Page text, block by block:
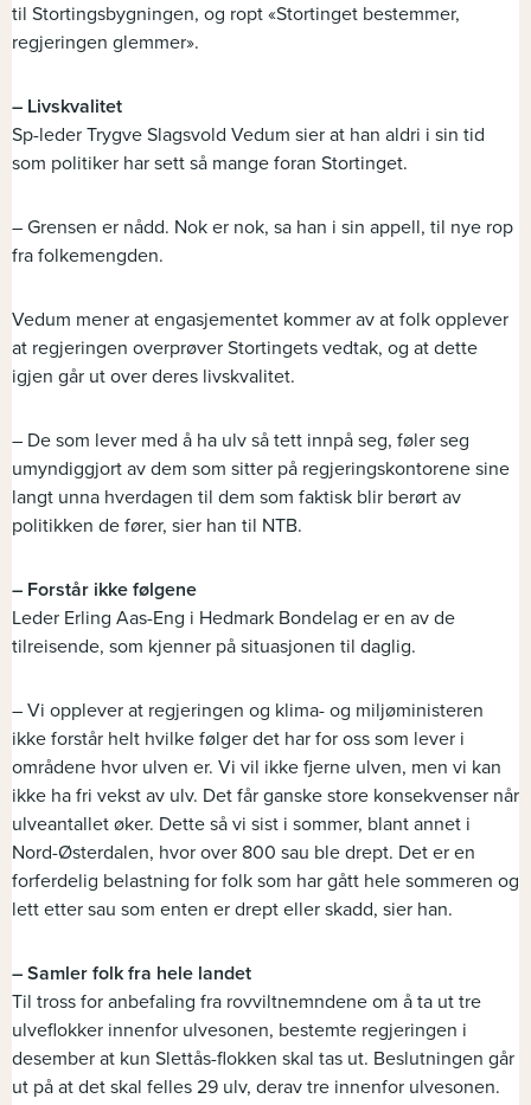
til Stortingsbygningen, og ropt «Stortinget bestemmer,
regjeringen glemmer».
– Livskvalitet
Sp-leder Trygve Slagsvold Vedum sier at han aldri i sin tid
som politiker har sett så mange foran Stortinget.
– Grensen er nådd. Nok er nok, sa han i sin appell, til nye rop
fra folkemengden.
Vedum mener at engasjementet kommer av at folk opplever
at regjeringen overprøver Stortingets vedtak, og at dette
igjen går ut over deres livskvalitet.
– De som lever med å ha ulv så tett innpå seg, føler seg
umyndiggjort av dem som sitter på regjeringskontorene sine
langt unna hverdagen til dem som faktisk blir berørt av
politikken de fører, sier han til NTB.
– Forstår ikke følgene
Leder Erling Aas-Eng i Hedmark Bondelag er en av de
tilreisende, som kjenner på situasjonen til daglig.
– Vi opplever at regjeringen og klima- og miljøministeren
ikke forstår helt hvilke følger det har for oss som lever i
områdene hvor ulven er. Vi vil ikke fjerne ulven, men vi kan
ikke ha fri vekst av ulv. Det får ganske store konsekvenser når
ulveantallet øker. Dette så vi sist i sommer, blant annet i
Nord-Østerdalen, hvor over 800 sau ble drept. Det er en
forferdelig belastning for folk som har gått hele sommeren og
lett etter sau som enten er drept eller skadd, sier han.
– Samler folk fra hele landet
Til tross for anbefaling fra rovviltnemndene om å ta ut tre
ulveflokker innenfor ulvesonen, bestemte regjeringen i
desember at kun Slettås-flokken skal tas ut. Beslutningen går
ut på at det skal felles 29 ulv, derav tre innenfor ulvesonen.